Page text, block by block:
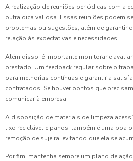
A realização de reuniões periódicas com a
outra dica valiosa. Essas reuniões podem
problemas ou sugestões, além de garantir
relação às expectativas e necessidades.
Além disso, é importante monitorar e
prestado. Um feedback regular sobre o
para melhorias contínuas e garantir a
contratados. Se houver pontos que
comunicar à empresa.
A disposição de materiais de limpeza
lixo reciclável e panos, também é uma boa
remoção de sujeira, evitando que ela se
Por fim, mantenha sempre um plano de